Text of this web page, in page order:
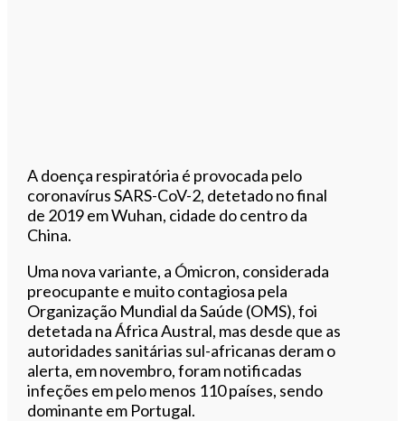
A doença respiratória é provocada pelo
coronavírus SARS-CoV-2, detetado no final
de 2019 em Wuhan, cidade do centro da
China.
Uma nova variante, a Ómicron, considerada
preocupante e muito contagiosa pela
Organização Mundial da Saúde (OMS), foi
detetada na África Austral, mas desde que as
autoridades sanitárias sul-africanas deram o
alerta, em novembro, foram notificadas
infeções em pelo menos 110 países, sendo
dominante em Portugal.